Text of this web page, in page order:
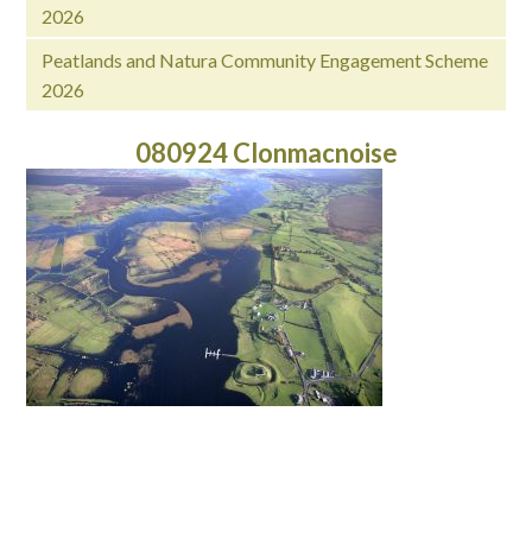
2026
Peatlands and Natura Community Engagement Scheme
2026
080924 Clonmacnoise